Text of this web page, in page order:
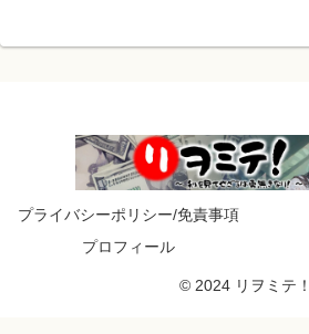
プライバシーポリシー/免責事項
プロフィール
© 2024 リヲミテ！.